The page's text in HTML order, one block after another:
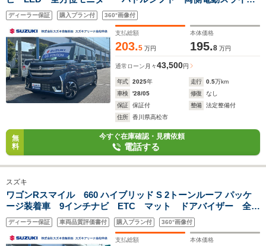
ドア 電動パーキング サーキュレーター ロールサンシェード
ACC 後席オットマン ステアリングオーディオスイッチ
USB充電ソケット
ディーラー保証 購入プラン付 360°画像付
支払総額
203.5 万円
本体価格
195.8 万円
通常ローン 月々43,500円
年式 2025年 走行 0.5万km
車検
'28/05 修復
なし
保証
保証付 整備
法定整備付
住所
香川県高松市
無
料
今すぐ在庫確認・見積依頼
電話する
スズキ
ワゴンRスマイル 660 ハイブリッド S 2トーンルーフ パッケ
ージ装着車 9インチナビ ETC マット ドアバイザー 全方
位モニター 両側電動スライドドア ACC USB電源ソケット
(TypeーA) 運転席シートヒーター キーレスプッシュスター
ト リヤパーキングセンサー
ディーラー保証 車両品質評価書付 購入プラン付 360°画像付
支払総額 本体価格